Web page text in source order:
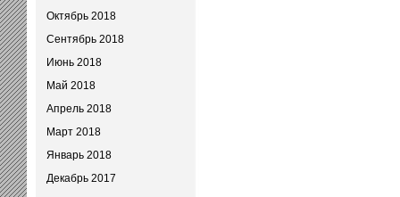
Октябрь 2018
Сентябрь 2018
Июнь 2018
Май 2018
Апрель 2018
Март 2018
Январь 2018
Декабрь 2017